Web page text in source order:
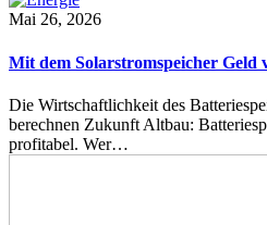
Mai 26, 2026
Mit dem Solarstromspeicher Geld
Die Wirtschaftlichkeit des
berechnen Zukunft Altbau:
profitabel. Wer…